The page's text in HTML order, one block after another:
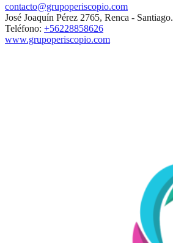
contacto@grupoperiscopio.com
José Joaquín Pérez 2765, Renca - Santiago.
Teléfono: +56228858626
www.grupoperiscopio.com